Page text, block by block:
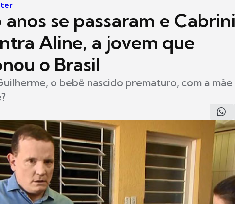
se passaram e Cabrini
Aline, a jovem que
o Brasil
o bebê nascido prematuro, com a mãe